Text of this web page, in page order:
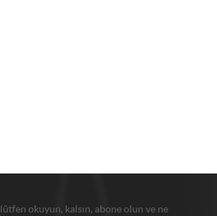
lütfen okuyun, kalsın, abone olun ve ne